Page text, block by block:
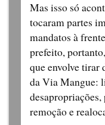
Mas isso só
tocaram partes
mandatos à
prefeito,
que envolve tirar
da Via Mangue:
remoção e